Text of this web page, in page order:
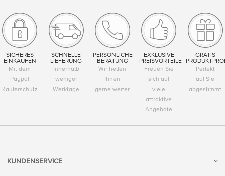
SICHERES
EINKAUFEN
Mit dem
Paypal
Käuferschutz
SCHNELLE
LIEFERUNG
Innerhalb
weniger
Werktage
PERSÖNLICHE
BERATUNG
Wir helfen
Ihnen
gerne weiter
EXKLUSIVE
PREISVORTEILE
Freuen Sie
sich auf
viele
attraktive
Angebote
GRATIS
Perfekt
auf Sie
abgestimmt
KUNDENSERVICE